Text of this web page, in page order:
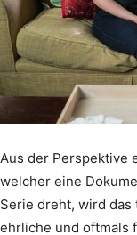
Aus der Perspektive
welcher eine
Serie dreht, wird
ehrliche und oftmals